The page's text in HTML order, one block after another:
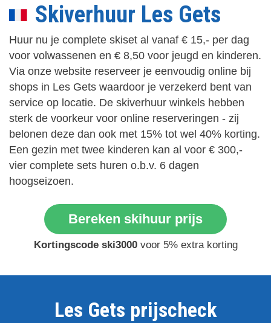
Skiverhuur Les Gets
Huur nu je complete skiset al vanaf € 15,- per dag
voor volwassenen en € 8,50 voor jeugd en kinderen.
Via onze website reserveer je eenvoudig online bij
shops in Les Gets waardoor je verzekerd bent van
service op locatie. De skiverhuur winkels hebben
sterk de voorkeur voor online reserveringen - zij
belonen deze dan ook met 15% tot wel 40% korting.
Een gezin met twee kinderen kan al voor € 300,-
vier complete sets huren o.b.v. 6 dagen
hoogseizoen.
Bereken skihuur prijs
Kortingscode ski3000 voor 5% extra korting
Les Gets prijscheck